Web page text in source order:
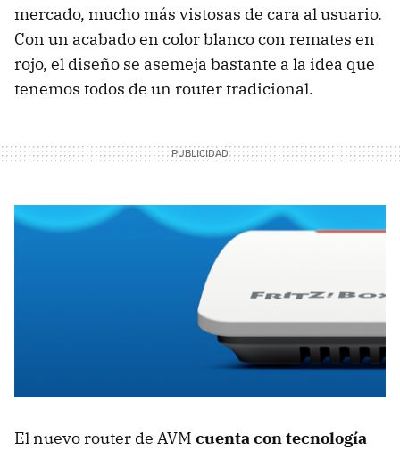
mercado, mucho más vistosas de cara al usuario.
Con un acabado en color blanco con remates en
rojo, el diseño se asemeja bastante a la idea que
tenemos todos de un router tradicional.
El nuevo router de AVM cuenta con tecnología